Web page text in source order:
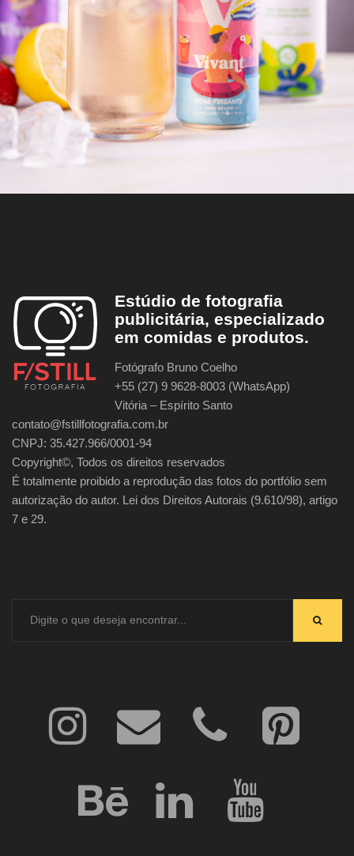
Estúdio de fotografia
publicitária, especializado
em comidas e produtos.
Fotógrafo Bruno Coelho
+55 (27) 9 9628-8003 (WhatsApp)
Vitória – Espírito Santo
contato@fstillfotografia.com.br
CNPJ: 35.427.966/0001-94
Copyright©, Todos os direitos reservados
É totalmente proibido a reprodução das fotos do portfólio sem
autorização do autor. Lei dos Direitos Autorais (9.610/98), artigo
7 e 29.